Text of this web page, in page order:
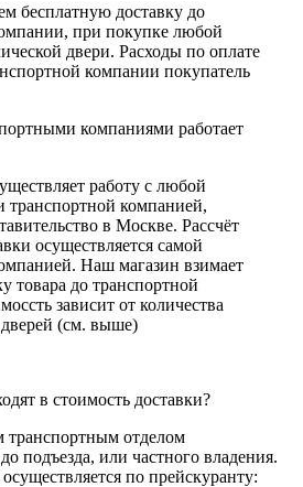
бесплатную доставку до
при покупке любой
двери. Расходы по оплате
компании покупатель
компаниями работает
работу с любой
транспортной компанией,
в Москве. Рассчёт
осуществляется самой
Наш магазин взимает
товара до транспортной
зависит от количества
(см. выше)
в стоимость доставки?
транспортным отделом
подъезда, или частного владения.
по прейскуранту: